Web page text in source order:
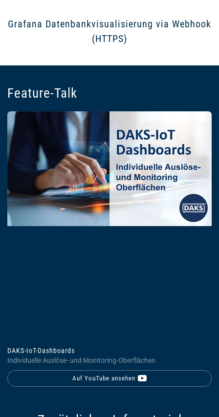
Grafana Datenbankvisualisierung via Webhook
(HTTPS)
Feature-Talk
DAKS-IoT-Dashboards
Individuelle Auslöse- und Monitoring-Oberflächen
Auf YouTube ansehen